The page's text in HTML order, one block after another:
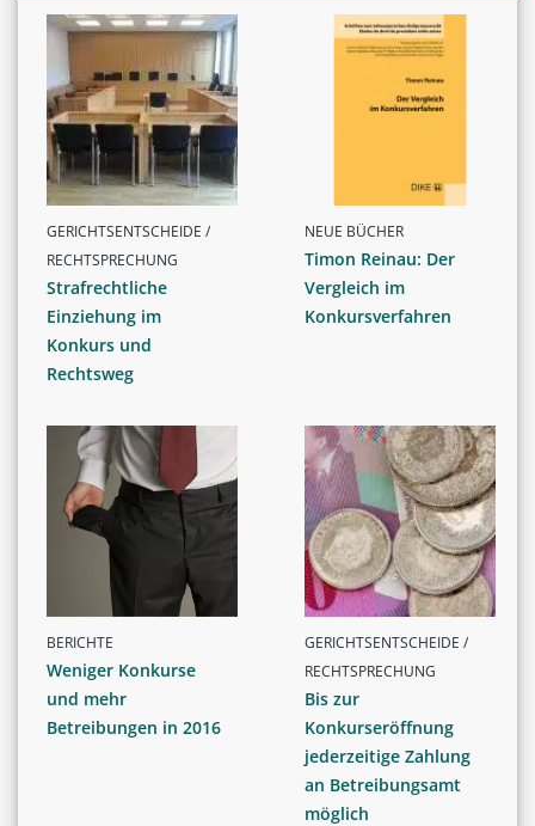
GERICHTSENTSCHEIDE /
RECHTSPRECHUNG
Strafrechtliche
Einziehung im
Konkurs und
Rechtsweg
NEUE BÜCHER
Timon Reinau: Der
Vergleich im
Konkursverfahren
BERICHTE
Weniger Konkurse
und mehr
Betreibungen in 2016
GERICHTSENTSCHEIDE /
RECHTSPRECHUNG
Bis zur
Konkurseröffnung
jederzeitige Zahlung
an Betreibungsamt
möglich